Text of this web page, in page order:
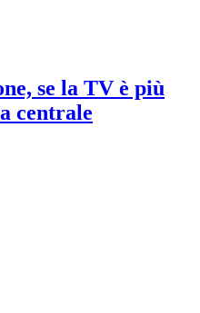
se la TV è più
centrale